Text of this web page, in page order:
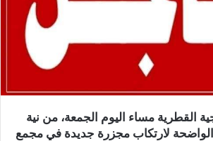
القطرية مساء اليوم الجمعة، من نية
لارتكاب مجزرة جديدة في مجمع